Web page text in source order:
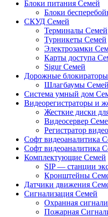
Блоки питания Семей
Блоки
СКУД Семей
Терминалы Семей
Турникеты Семей
Электрозамки
Карты доступа
Sigur Семей
Дорожные
Шлагбаумы Семей
Система умный дом
Видеорегистраторы и
Жесткие диски
Видеосервер
Регистратор
Софт видеоаналитика
Софт видеоаналитика
Комплектующие Семей
SIP — станции
Кронштейны
Датчики движения
Сигнализация Семей
Охранная
Пожарная